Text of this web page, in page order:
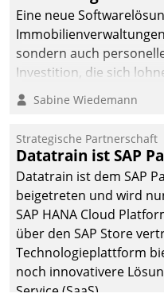
Eine neue
sondern auch
Investition, die sich
nachhaltige
dieses Ziel erreicht
Sabine Wiedemann
Strategische Partnerschaft
Datatrain ist SAP
Datatrain ist dem SAP
beigetreten und wird
SAP HANA Cloud
über den SAP Store
Technologieplattform
noch innovativere
Service (SaaS).